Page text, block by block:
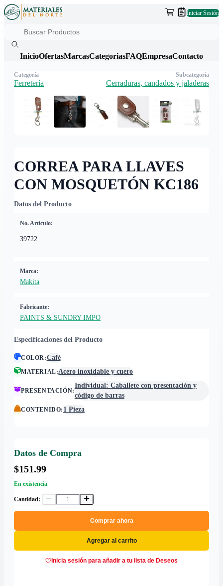
Iniciar Sesión
InicioOfertasMarcasCategoriasFAQEmpresaContacto
CORREA PARA LLAVES
CON MOSQUETÓN KC186
Datos del Producto
No. Artículo:
39722
Marca:
Makita
Fabricante:
PAINTS & SUNDRY IMPO
Especificaciones del Producto
COLOR:Café
MATERIAL:Acero inoxidable y cuero
PRESENTACIÓN:
Individual: Caballete con presentación y
código de barras
CONTENIDO: 1 Pieza
Datos de Compra
$151.99
En existencia
Cantidad:
Comprar ahora
Agregar al carrito
Inicia sesión para añadir a tu lista de Deseos
Categoría
Ferretería
Subcategoría
Cerraduras, candados y jaladeras